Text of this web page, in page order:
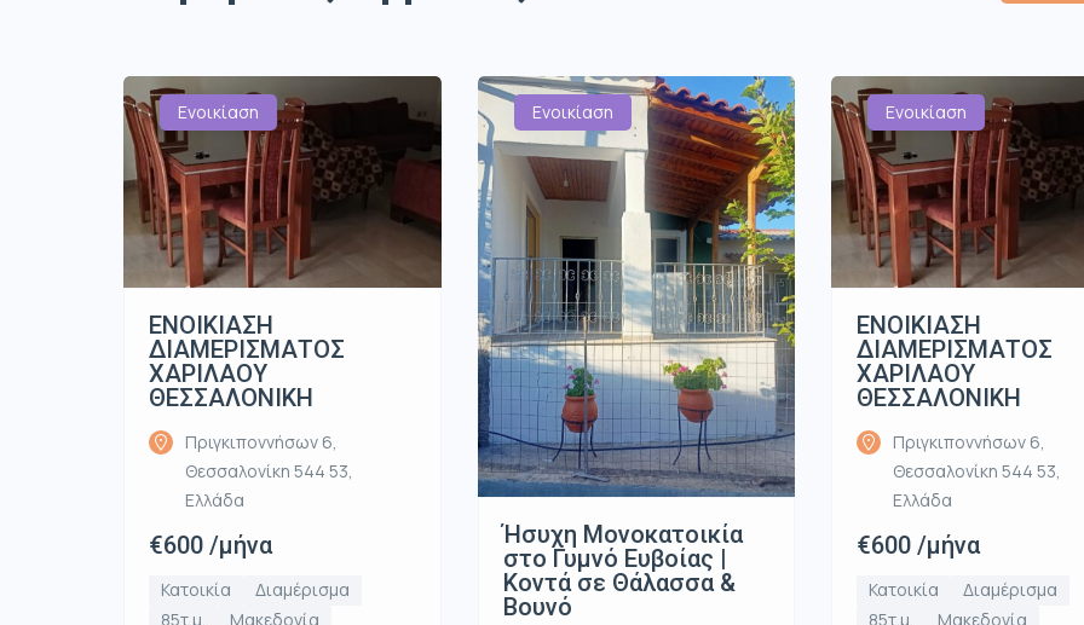
Ενοικίαση
ΕΝΟΙΚΙΑΣΗ
ΔΙΑΜΕΡΙΣΜΑΤΟΣ
ΧΑΡΙΛΑΟΥ
ΘΕΣΣΑΛΟΝΙΚΗ
Πριγκιποννήσων 6,
Θεσσαλονίκη 544 53,
Ελλάδα
€600 /μήνα
Κατοικία
Διαμέρισμα
85τ.μ.
Μακεδονία
Ενοικίαση
Ήσυχη Μονοκατοικία
στο Γυμνό Ευβοίας |
Κοντά σε Θάλασσα &
Βουνό
Ενοικίαση
ΕΝΟΙΚΙΑΣΗ
ΔΙΑΜΕΡΙΣΜΑΤΟΣ
ΧΑΡΙΛΑΟΥ
ΘΕΣΣΑΛΟΝΙΚΗ
Πριγκιποννήσων 6,
Θεσσαλονίκη 544 53,
Ελλάδα
€600 /μήνα
Κατοικία
Διαμέρισμα
85τ.μ.
Μακεδονία